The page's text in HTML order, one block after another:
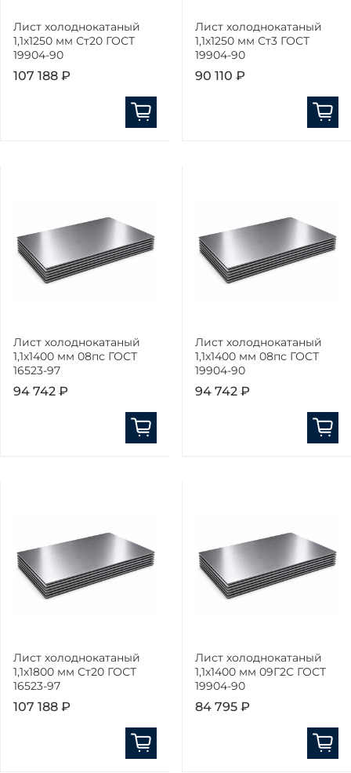
Лист холоднокатаный
1,1х1250 мм Ст20 ГОСТ
19904-90
107 188 ₽
Лист холоднокатаный
1,1х1250 мм Ст3 ГОСТ
19904-90
90 110 ₽
Лист холоднокатаный
1,1х1400 мм 08пс ГОСТ
16523-97
94 742 ₽
Лист холоднокатаный
1,1х1400 мм 08пс ГОСТ
19904-90
94 742 ₽
Лист холоднокатаный
1,1х1800 мм Ст20 ГОСТ
16523-97
107 188 ₽
Лист холоднокатаный
1,1х1400 мм 09Г2С ГОСТ
19904-90
84 795 ₽